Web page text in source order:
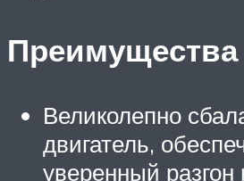
Преимущества
Великолепно
двигатель,
уверенный